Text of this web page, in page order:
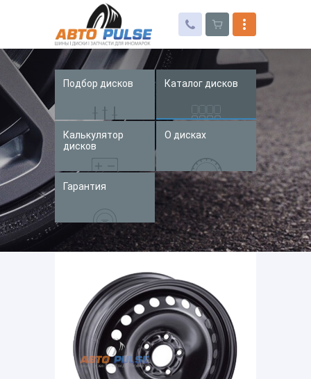
Автошины
Колесные диски
Запчасти для иномарок
Услуги
Доставка и оплата
Контакты
Подбор дисков Каталог дисков
Калькулятор
дисков
О дисках
Гарантия